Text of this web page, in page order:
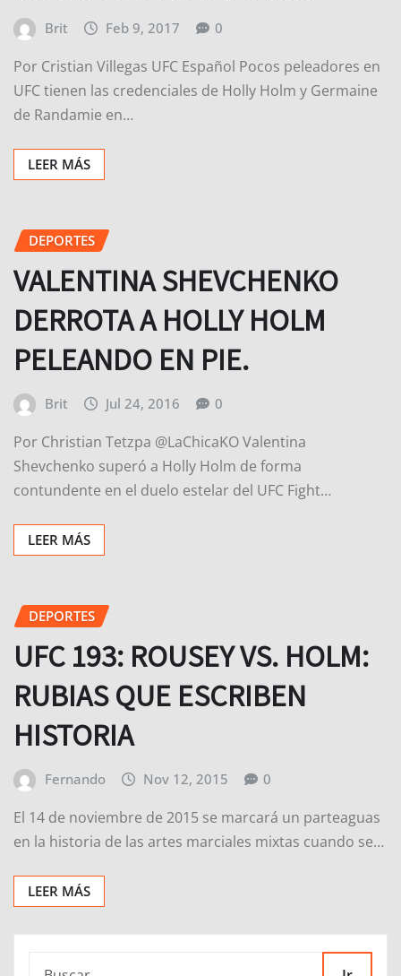
Brit Feb 9, 2017 0
Por Cristian Villegas UFC Español Pocos peleadores en
UFC tienen las credenciales de Holly Holm y Germaine
de Randamie en…
LEER MÁS
DEPORTES
VALENTINA SHEVCHENKO
DERROTA A HOLLY HOLM
PELEANDO EN PIE.
Brit Jul 24, 2016 0
Por Christian Tetzpa @LaChicaKO Valentina
Shevchenko superó a Holly Holm de forma
contundente en el duelo estelar del UFC Fight…
LEER MÁS
DEPORTES
UFC 193: ROUSEY VS. HOLM:
RUBIAS QUE ESCRIBEN
HISTORIA
Fernando Nov 12, 2015 0
El 14 de noviembre de 2015 se marcará un parteaguas
en la historia de las artes marciales mixtas cuando se…
LEER MÁS